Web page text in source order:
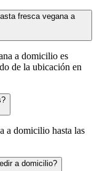
fresca vegana a
a domicilio es
de la ubicación en
a domicilio hasta las
a domicilio?